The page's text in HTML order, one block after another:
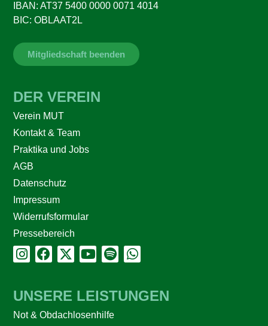
IBAN: AT37 5400 0000 0071 4014
BIC: OBLAAT2L
Mitgliedschaft beenden
DER VEREIN
Verein MUT
Kontakt & Team
Praktika und Jobs
AGB
Datenschutz
Impressum
Widerrufsformular
Pressebereich
UNSERE LEISTUNGEN
Not & Obdachlosenhilfe